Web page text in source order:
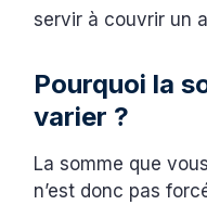
servir à couvrir un
Pourquoi la
varier ?
La somme que
n’est donc pas